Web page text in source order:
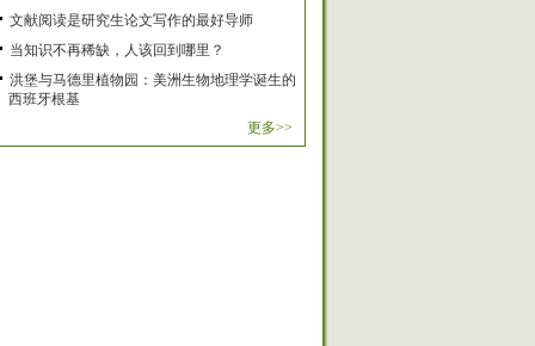
文献阅读是研究生论文写作的最好导师
当知识不再稀缺，人该回到哪里？
洪堡与马德里植物园：美洲生物地理学诞生的
西班牙根基
更多>>